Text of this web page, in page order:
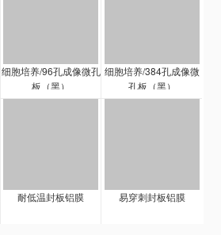
细胞培养/96孔成像微孔
板（黑）
细胞培养/384孔成像微
孔板（黑）
耐低温封板铝膜 易穿刺封板铝膜